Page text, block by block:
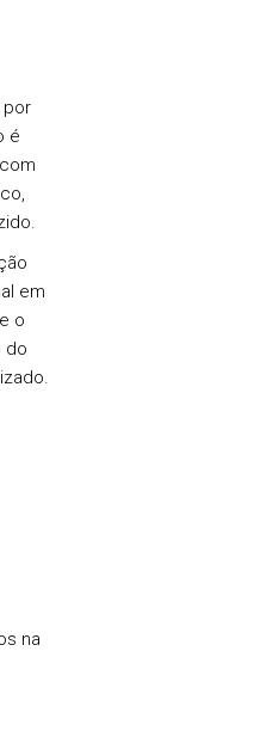
por
é
em
o
do
na